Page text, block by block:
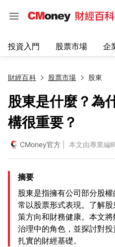
投資入門 股票市場 企
財經百科 股票市場 股東
股東是什麼？為
構很重要？
CMoney官方 | 本文由專業編
摘要
股東是指擁有公司部分股
常以股票形式表現。了解
策方向和財務健康。本文
治理中的角色，並探討對
扎實的財經基礎。